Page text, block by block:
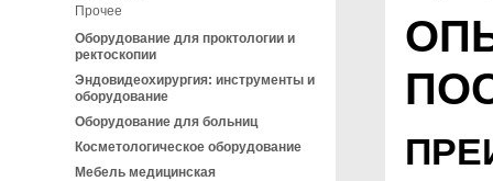
Прочее
Оборудование для проктологии и
ректоскопии
Эндовидеохирургия: инструменты и
оборудование
Оборудование для больниц
Косметологическое оборудование
Мебель медицинская